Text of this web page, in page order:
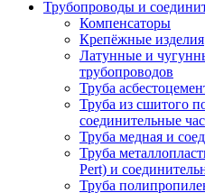
Трубопроводы и
Компенсаторы
Крепёжные изделия
Латунные и
трубопроводов
Труба
Труба из сшитого
соединительные
Труба медная и
Труба
Pert) и
Труба